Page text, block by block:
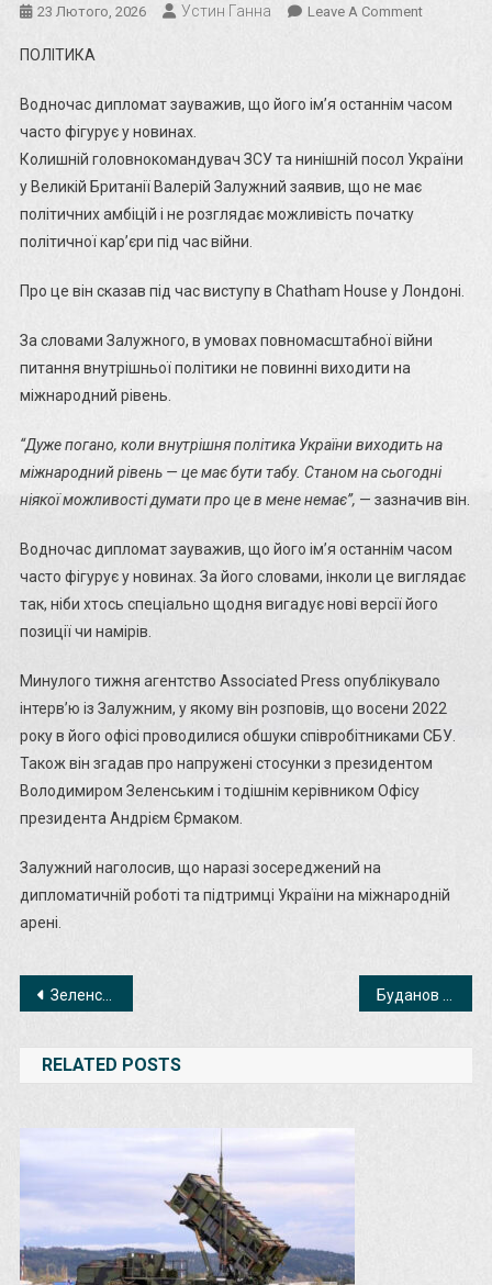
23 Лютого, 2026 Устин Ганна Leave A CommentOn
Не
Амбіцій
ПОЛІТИКА
Водночас дипломат зауважив, що його ім’я останнім часом
часто фігурує у новинах.
Колишній головнокомандувач ЗСУ та нинішній посол України
у Великій Британії Валерій Залужний заявив, що не має
політичних амбіцій і не розглядає можливість початку
політичної кар’єри під час війни.
Про це він сказав під час виступу в Chatham House у Лондоні.
За словами Залужного, в умовах повномасштабної війни
питання внутрішньої політики не повинні виходити на
міжнародний рівень.
“Дуже погано, коли внутрішня політика України виходить на
міжнародний рівень — це має бути табу. Станом на сьогодні
ніякої можливості думати про це в мене немає”, — зазначив він.
Водночас дипломат зауважив, що його ім’я останнім часом
часто фігурує у новинах. За його словами, інколи це виглядає
так, ніби хтось спеціально щодня вигадує нові версії його
позиції чи намірів.
Минулого тижня агентство Associated Press опублікувало
інтерв’ю із Залужним, у якому він розповів, що восени 2022
року в його офісі проводилися обшуки співробітниками СБУ.
Також він згадав про напружені стосунки з президентом
Володимиром Зеленським і тодішнім керівником Офісу
президента Андрієм Єрмаком.
Залужний наголосив, що наразі зосереджений на
дипломатичній роботі та підтримці України на міжнародній
арені.
Навігація
записів
Зеленський розповів, де Україна хоче бачити іноземний контингент
RELATED POSTS